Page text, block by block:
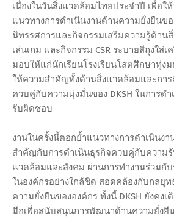
เนื่องในวันสิ่งแวดล้อมไทยประจำปี เพื่อใ
แนวทางการดำเนินงานด้านความยั่งยืนข
นิทรรศการและกิจกรรมเสริมความรู้ด้าน
เล่นเกม และกิจกรรม CSR ระบายสีถุงใส่เ
มอบให้แก่นักเรียนโรงเรียนโสตศึกษาทุ่ง
ให้ความสำคัญทั้งด้านสิ่งแวดล้อมและกา
ควบคู่กับความมุ่งมั่นของ DKSH ในการด
รับผิดชอบ
งานในครั้งนี้ตอกย้ำแนวทางการดำเนินงา
สำคัญกับการดำเนินธุรกิจควบคู่กับความ
แวดล้อมและสังคม ผ่านการทำงานร่วมกั
ในองค์กรอย่างใกล้ชิด สอดคล้องกับกลยุ
ความยั่งยืนขององค์กร ทั้งนี้ DKSH ยังคง
มือเพื่อสนับสนุนการพัฒนาด้านความยั่งยื